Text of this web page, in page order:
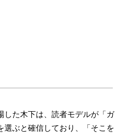
た木下は、読者モデルが「ガ
選ぶと確信しており、「そこを